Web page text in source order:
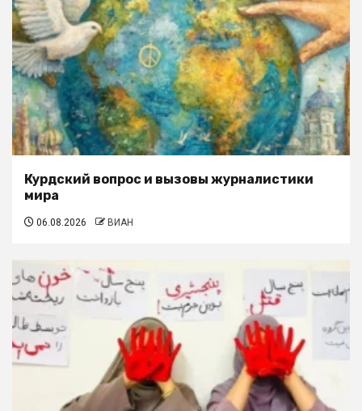
Курдский вопрос и вызовы журналистики
мира
06.08.2026 ВИАН